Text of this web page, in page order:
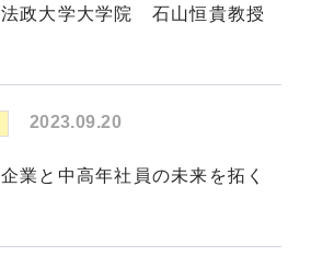
法政大学大学院 石山恒貴教授
2023.09.20
業と中高年社員の未来を拓く